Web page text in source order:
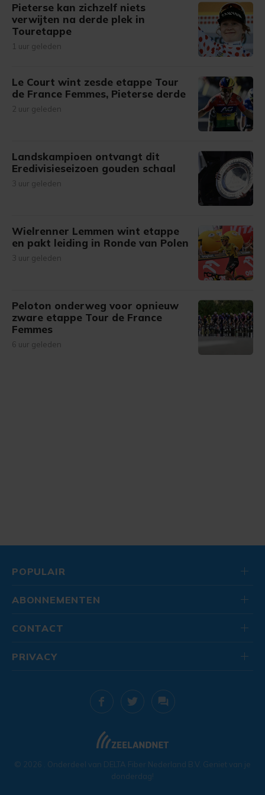
Pieterse kan zichzelf niets
verwijten na derde plek in
Touretappe
1 uur geleden
Le Court wint zesde etappe Tour
de France Femmes, Pieterse derde
2 uur geleden
Landskampioen ontvangt dit
Eredivisieseizoen gouden schaal
3 uur geleden
Wielrenner Lemmen wint etappe
en pakt leiding in Ronde van Polen
3 uur geleden
Peloton onderweg voor opnieuw
zware etappe Tour de France
Femmes
6 uur geleden
POPULAIR
ABONNEMENTEN
CONTACT
© 2026 . Onderdeel van DELTA Fiber Nederland B.V. Geniet van je
donderdag!
PRIVACY